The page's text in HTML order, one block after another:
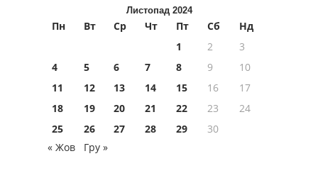
Листопад 2024
Пн Вт Ср Чт Пт Сб
Нд
1
2
3
4
5 6 7 8 9
10
11
12 13 14 15 16
17
18
19 20 21 22 23
24
25
26 27 28 29
30
« Жов
Гру »